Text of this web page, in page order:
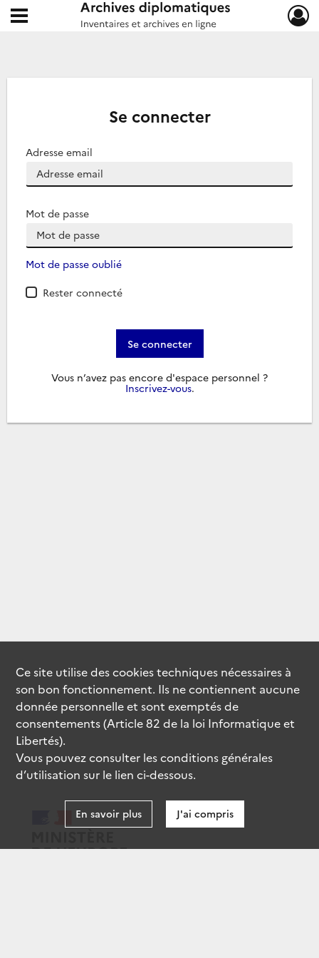
Archives diplomatiques
Ouvrir le menu déroulant
Se connecter
Adresse email
Mot de passe
Mot de passe oublié
Rester connecté
Se connecter
Vous n’avez pas encore d'espace personnel ?
Inscrivez-vous.
Ce site utilise descookiestechniques nécessaires à
son bon fonctionnement. Ils ne contiennent aucune
donnée personnelle et sont exemptés de
consentements (Article 82 de la loi Informatique et
Libertés).
Vous pouvez consulter les conditions générales
d’utilisation sur le lien ci-dessous.
En savoir plus J'ai compris